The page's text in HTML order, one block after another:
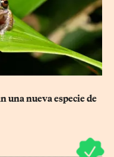
una nueva especie de